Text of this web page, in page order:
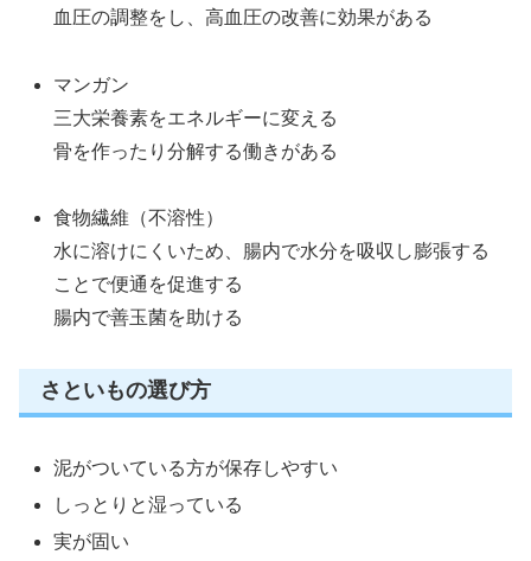
血圧の調整をし、高血圧の改善に効果がある
マンガン
三大栄養素をエネルギーに変える
骨を作ったり分解する働きがある
食物繊維（不溶性）
水に溶けにくいため、腸内で水分を吸収し膨張する
ことで便通を促進する
腸内で善玉菌を助ける
さといもの選び方
泥がついている方が保存しやすい
しっとりと湿っている
実が固い